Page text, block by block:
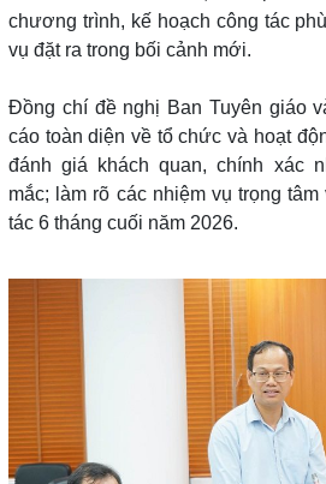
chương trình, kế hoạch công tác
vụ đặt ra trong bối cảnh mới.
Đồng chí đề nghị Ban Tuyên giáo
cáo toàn diện về tổ chức và hoạt
đánh giá khách quan, chính xác
mắc; làm rõ các nhiệm vụ trọng
tác 6 tháng cuối năm 2026.